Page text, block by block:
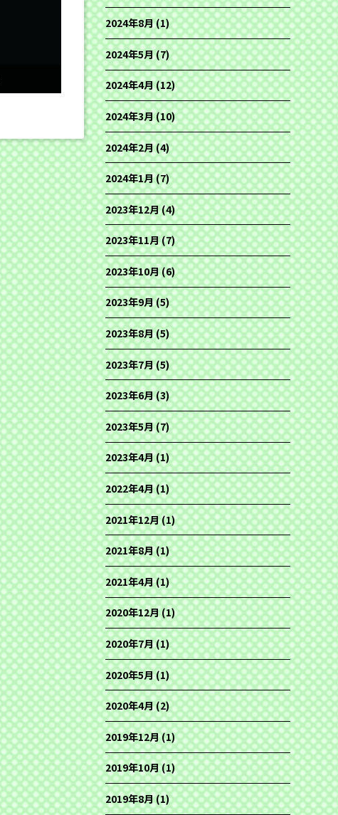
2024年8月(1)
2024年5月(7)
2024年4月(12)
2024年3月(10)
2024年2月(4)
2024年1月(7)
2023年12月(4)
2023年11月(7)
2023年10月(6)
2023年9月(5)
2023年8月(5)
2023年7月(5)
2023年6月(3)
2023年5月(7)
2023年4月(1)
2022年4月(1)
2021年12月(1)
2021年8月(1)
2021年4月(1)
2020年12月(1)
2020年7月(1)
2020年5月(1)
2020年4月(2)
2019年12月(1)
2019年10月(1)
2019年8月(1)